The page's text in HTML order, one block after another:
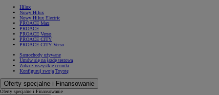
Hilux
Nowy Hilux
Nowy Hilux Electric
PROACE Max
PROACE
PROACE Verso
PROACE CITY
PROACE CITY Verso
Samochody używane
Umów się na jazdę testową
Zobacz wszystkie cenniki
Konfiguruj swoją Toyotę
Oferty specjalne i Finansowanie
Oferty specjalne i Finansowanie